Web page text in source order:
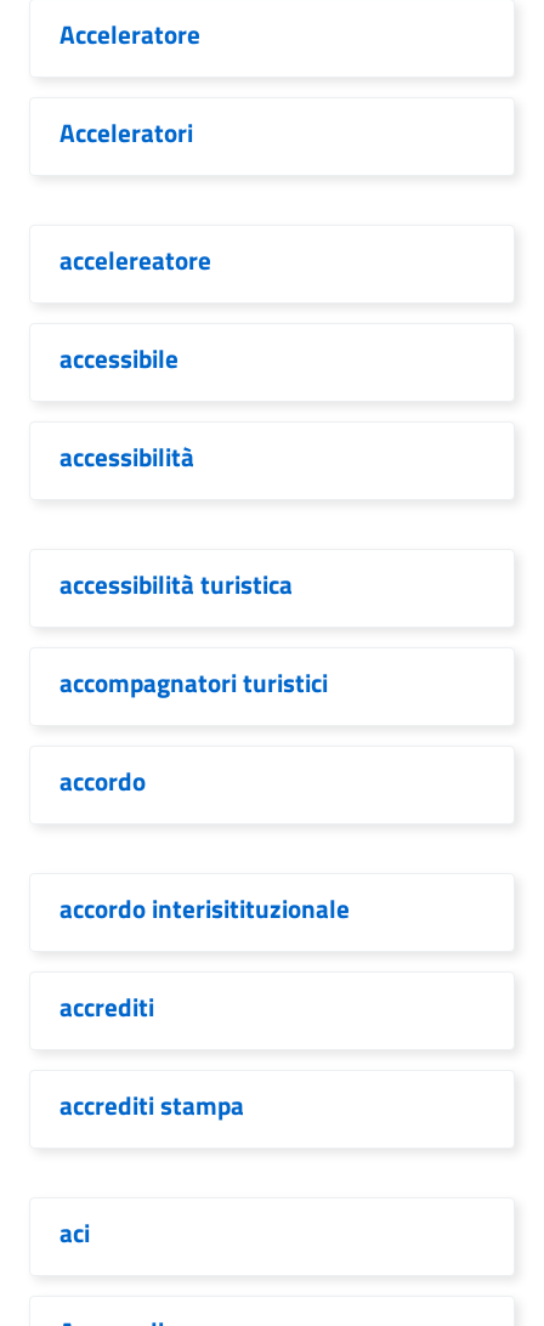
Acceleratore
Acceleratori
accelereatore
accessibile
accessibilità
accessibilità turistica
accompagnatori turistici
accordo
accordo interisitituzionale
accrediti
accrediti stampa
aci